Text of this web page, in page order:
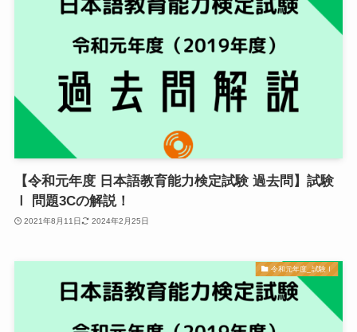
【令和元年度 日本語教育能力検定試験 過去問】試験
Ⅰ 問題3Cの解説！
2021年8月11日 2024年2月25日
令和元年度_試験Ⅰ